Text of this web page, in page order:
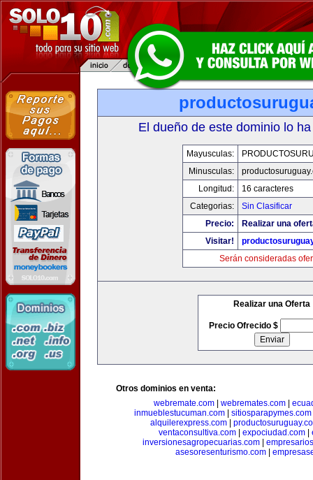
El dueño de este dominio lo
Mayusculas:
Minusculas:
Longitud:
16 caracteres
Categorias:
Sin Clasificar
Precio:
Realizar una
Visitar!
Serán consideradas
Realizar una Oferta
Precio Ofrecido $
Otros dominios en venta:
webremate.com| webremates.com|
inmueblestucuman.com
sitiosparapymes.com
alquilerexpress.com
ventaconsultiva.com
expociudad.com
inversionesagropecuarias.com
asesoresenturismo.com|